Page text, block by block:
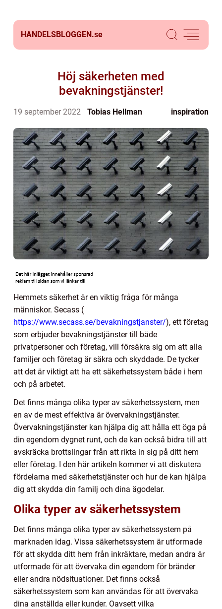
HANDELSBLOGGEN.se
Höj säkerheten med
bevakningstjänster!
19 september 2022 Tobias Hellman inspiration
Hemmets säkerhet är en viktig fråga för många
människor. Secass (
https://www.secass.se/bevakningstjanster/), ett företag
som erbjuder bevakningstjänster till både
privatpersoner och företag, vill försäkra sig om att alla
familjer och företag är säkra och skyddade. De tycker
att det är viktigt att ha ett säkerhetssystem både i hem
och på arbetet.
Det finns många olika typer av säkerhetssystem, men
en av de mest effektiva är övervakningstjänster.
Övervakningstjänster kan hjälpa dig att hålla ett öga på
din egendom dygnet runt, och de kan också bidra till att
avskräcka brottslingar från att rikta in sig på ditt hem
eller företag. I den här artikeln kommer vi att diskutera
fördelarna med säkerhetstjänster och hur de kan hjälpa
dig att skydda din familj och dina ägodelar.
Olika typer av säkerhetssystem
Det finns många olika typer av säkerhetssystem på
marknaden idag. Vissa säkerhetssystem är utformade
för att skydda ditt hem från inkräktare, medan andra är
utformade för att övervaka din egendom för bränder
eller andra nödsituationer. Det finns också
säkerhetssystem som kan användas för att övervaka
dina anställda eller kunder. Oavsett vilka